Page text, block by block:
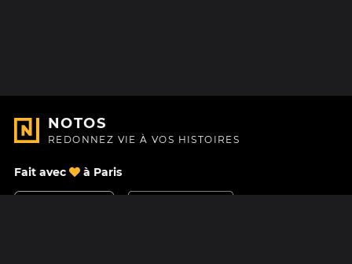
NOTOS
REDONNEZ VIE À VOS HISTOIRES
Fait avec à Paris